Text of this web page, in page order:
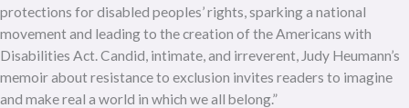
protections for disabled peoples’ rights, sparking a national
movement and leading to the creation of the Americans with
Disabilities Act. Candid, intimate, and irreverent, Judy Heumann’s
memoir about resistance to exclusion invites readers to imagine
and make real a world in which we all belong.”